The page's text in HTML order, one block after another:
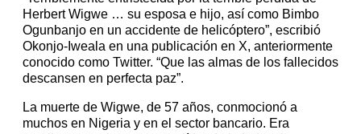
Herbert Wigwe … su esposa e hijo, así como Bimbo
Ogunbanjo en un accidente de helicóptero”, escribió
Okonjo-Iweala en una publicación en X, anteriormente
conocido como Twitter. “Que las almas de los fallecidos
descansen en perfecta paz”.
La muerte de Wigwe, de 57 años, conmocionó a
muchos en Nigeria y en el sector bancario. Era